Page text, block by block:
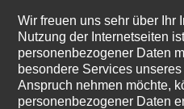
Wir freuen uns sehr über Ihr
Nutzung der Internetseiten
personenbezogener Daten
besondere Services
Anspruch nehmen möchte,
personenbezogener Daten